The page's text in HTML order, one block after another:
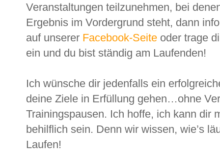
Veranstaltungen teilzunehmen, bei
Ergebnis im Vordergrund steht, dann
auf unserer Facebook-Seite oder trage
ein und du bist ständig am Laufenden!
Ich wünsche dir jedenfalls ein
deine Ziele in Erfüllung gehen…ohne
Trainingspausen. Ich hoffe, ich kann dir
behilflich sein. Denn wir wissen, wie’s
Laufen!